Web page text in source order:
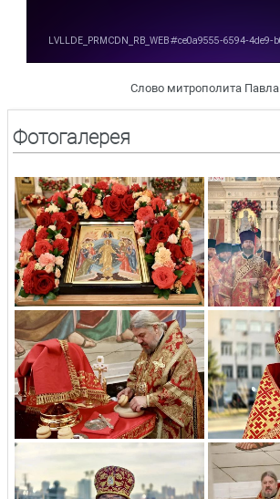
Слово митрополита Павла
Фотогалерея